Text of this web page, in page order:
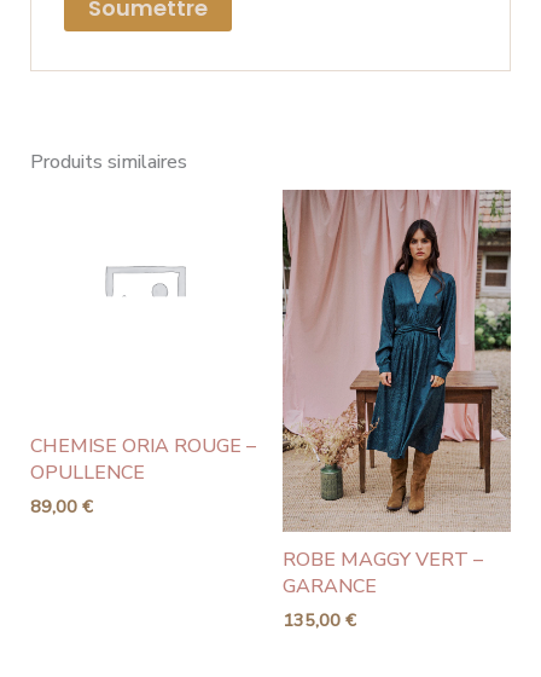
Produits similaires
CHEMISE ORIA ROUGE –
OPULLENCE
89,00 €
ROBE MAGGY VERT –
GARANCE
135,00 €